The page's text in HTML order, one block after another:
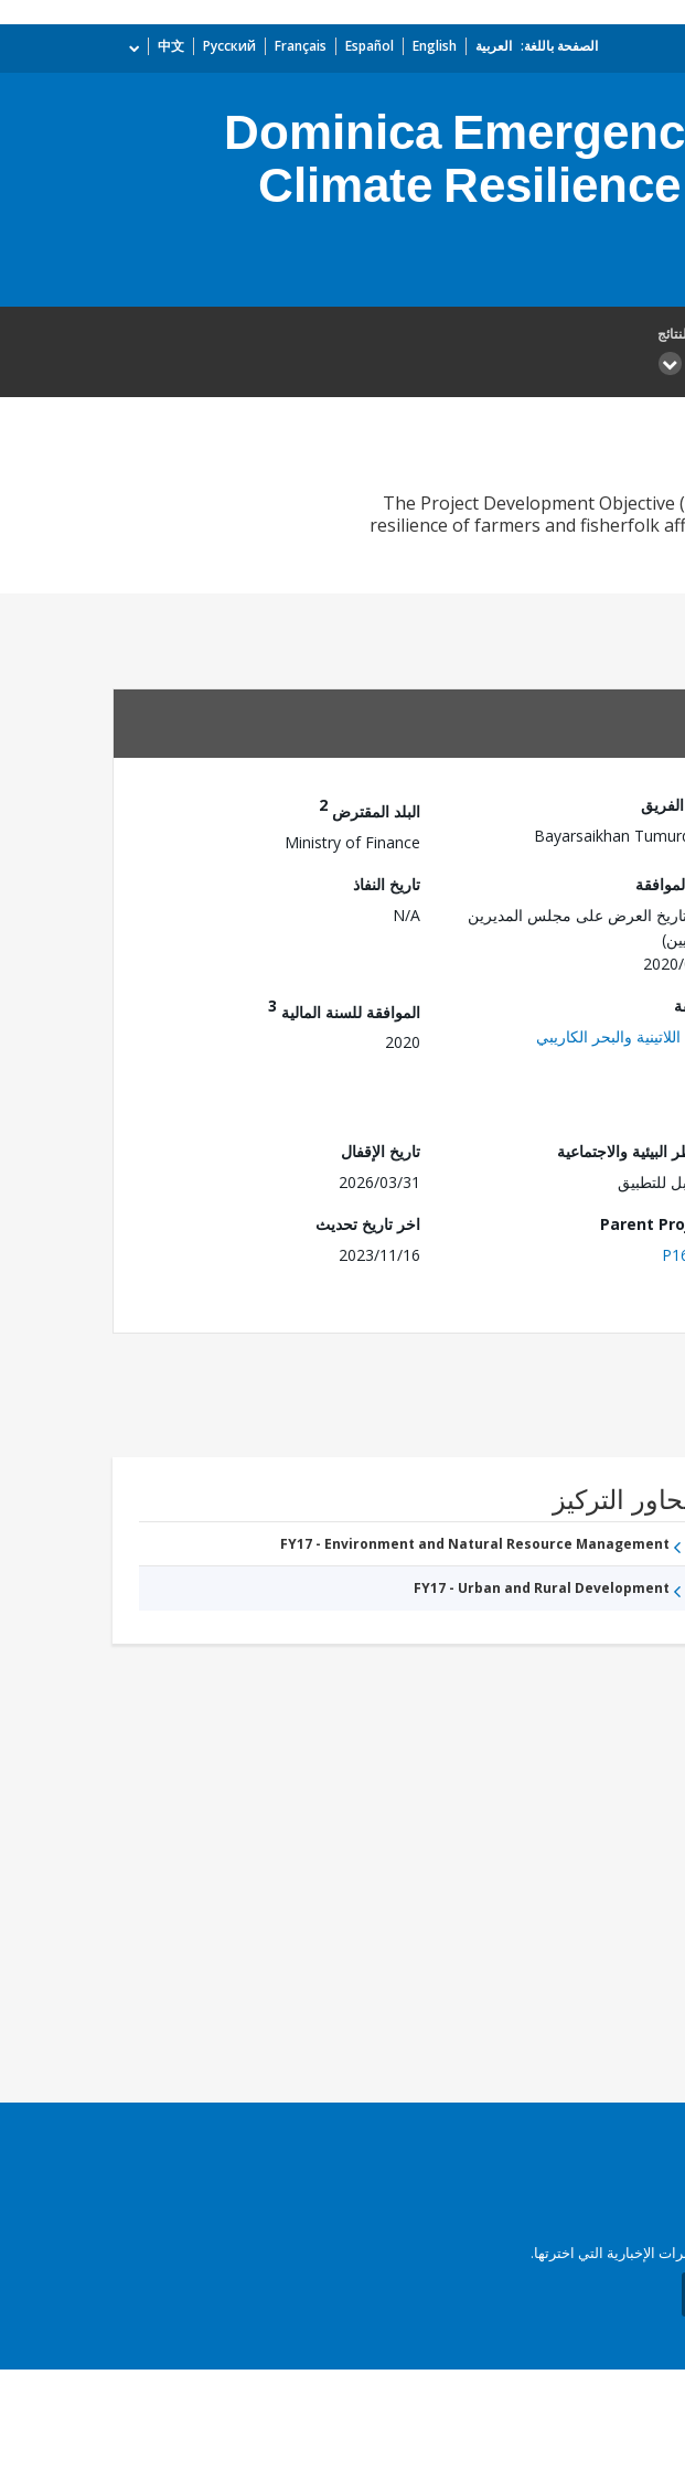
الصفحة باللغة: العربية English
Español
Français
Русский
中文
Dominica
Climate
The Project Development
resilience of farmers and fisherfolk
Bayarsaikhan
البلد المقترض 2
Ministry of Finance
العرض على مجلس المديرين
تاريخ النفاذ
N/A
والبحر الكاريبي
الموافقة للسنة المالية 3
2020
البيئية والاجتماعية
للتطبيق
تاريخ الإقفال
2026/03/31
Parent
اخر تاريخ تحديث
2023/11/16
التركيز
FY17 - Environment and Natural Resource Management
FY17 - Urban and Rural Development
الإخبارية التي اخترتها.